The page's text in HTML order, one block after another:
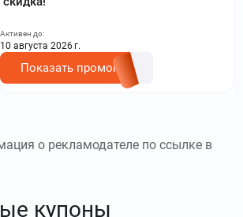
Активен до:
10 августа 2026 г.
Показать промокод
о рекламодателе по ссылке в
купоны